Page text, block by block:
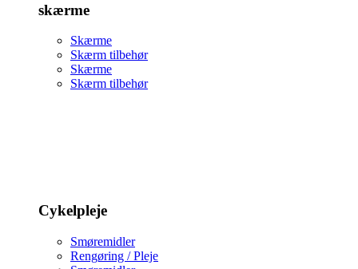
skærme
Skærme
Skærm tilbehør
Skærme
Skærm tilbehør
Cykelpleje
Smøremidler
Rengøring / Pleje